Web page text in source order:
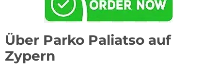
Über Parko Paliatso auf
Zypern